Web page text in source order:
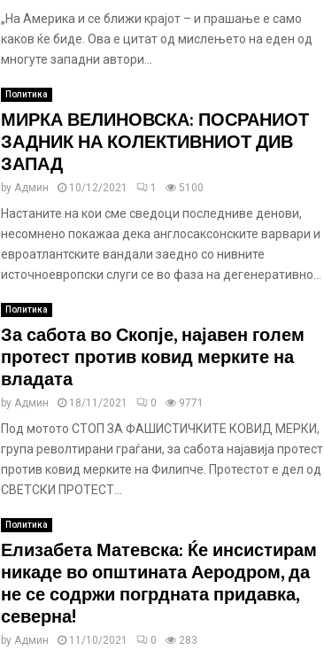
„На Америка и се ближи крајот – и прашање е само
каков ќе биде. Ова е цитат од мислењето на еден од
многуте западни автори...
Политика
МИРКА ВЕЛИНОВСКА: ПОСРАНИОТ
ЗАДНИК НА КОЛЕКТИВНИОТ ДИВ
ЗАПАД
by Админ 10/12/2021 1 5100
Настаните на кои сме сведоци последниве денови,
несомнено покажаа дека англосаксонските варвари и
евроатлантските вандали заедно со нивните
источноевропски слуги се во фаза на дегенеративно...
Политика
За сабота во Скопје, најавен голем
протест против ковид мерките на
владата
by Админ 18/11/2021 0 9771
Под мотото СТОП ЗА ФАШИСТИЧКИТЕ КОВИД МЕРКИ,
група револтирани граѓани, за сабота најавија протест
против ковид мерките на Филипче. Протестот е дел од
СВЕТСКИ ПРОТЕСТ...
Политика
Елизабета Матевска: Ќе инсистирам
никаде во општината Аеродром, да
не се содржи погрдната придавка,
северна!
by Админ 11/10/2021 0 283